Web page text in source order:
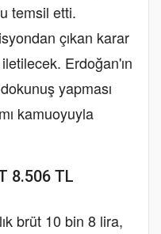
temsil etti.
çıkan karar
Erdoğan'ın
yapması
kamuoyuyla
8.506 TL
brüt 10 bin 8 lira,